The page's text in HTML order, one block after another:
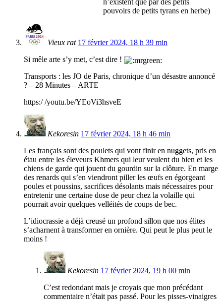
n’existent que par des petits
pouvoirs de petits tyrans en herbe)
Vieux rat 17 février 2024, 18 h 39 min
Si mêle arte s’y met, c’est dire !
Transports : les JO de Paris, chronique d’un désastre annoncé
? – 28 Minutes – ARTE
https:/ /youtu.be/YEoVi3hsveE
Kekoresin 17 février 2024, 18 h 46 min
Les français sont des poulets qui vont finir en nuggets, pris en
étau entre les éleveurs Khmers qui leur veulent du bien et les
chiens de garde qui jouent du gourdin sur la clôture. En marge
des renards qui s’en viendront piller les œufs en égorgeant
poules et poussins, sacrifices désolants mais nécessaires pour
entretenir une certaine dose de peur chez la volaille qui
pourrait avoir quelques velléités de coups de bec.
L’idiocrassie a déjà creusé un profond sillon que nos élites
s’acharnent à transformer en ornière. Qui peut le plus peut le
moins !
Kekoresin 17 février 2024, 19 h 00 min
C’est redondant mais je croyais que mon précédant
commentaire n’était pas passé. Pour les pisses-vinaigres